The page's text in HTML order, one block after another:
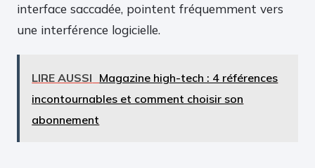
interface saccadée, pointent fréquemment vers
une interférence logicielle.
LIRE AUSSI Magazine high-tech : 4 références
incontournables et comment choisir son
abonnement